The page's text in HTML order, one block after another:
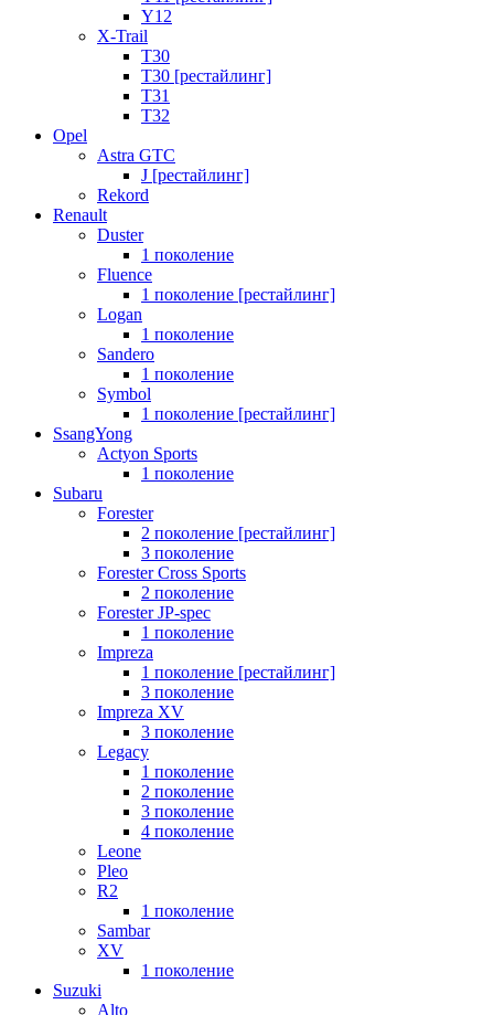
Y12
X-Trail
T30
T30 [рестайлинг]
T31
T32
Opel
Astra GTC
J [рестайлинг]
Rekord
Renault
Duster
1 поколение
Fluence
1 поколение [рестайлинг]
Logan
1 поколение
Sandero
1 поколение
Symbol
1 поколение [рестайлинг]
SsangYong
Actyon Sports
1 поколение
Subaru
Forester
2 поколение [рестайлинг]
3 поколение
Forester Cross Sports
2 поколение
Forester JP-spec
1 поколение
Impreza
1 поколение [рестайлинг]
3 поколение
Impreza XV
3 поколение
Legacy
1 поколение
2 поколение
3 поколение
4 поколение
Leone
Pleo
R2
1 поколение
Sambar
XV
1 поколение
Suzuki
Alto